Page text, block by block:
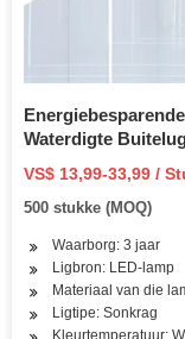
Waterdigte
Sonkrag-
VS$ 13,99-33,99 /
500 stukke (MOQ)
Waarborg: 3 jaar
Ligbron: LED-lamp
Materiaal van die
Ligtipe: Sonkrag
Kleurtemperatuur: